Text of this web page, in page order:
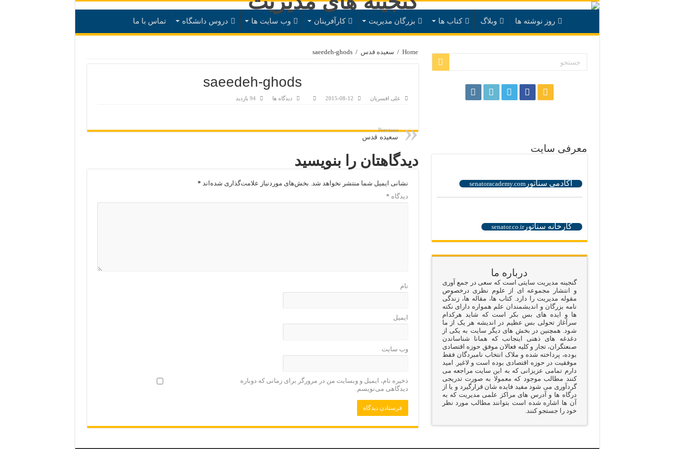
روز نوشته ها وبلاگ کتاب ها بزرگان مدیریت کارآفرینان وب سایت ها دروس دانشگاه تماس با ما
Home
/ سعيده قدس /
saeedeh-ghods
saeedeh-ghods
علی افسریان 2015-08-12 دیدگاه ها 94 بازدید
Previous
سعیده قدس
دیدگاهتان را بنویسید
نشانی ایمیل شما منتشر نخواهد شد. بخش‌های موردنیاز علامت‌گذاری شده‌اند *
دیدگاه *
نام
ایمیل
وب‌ سایت
ذخیره نام، ایمیل و وبسایت من در مرورگر برای زمانی که دوباره
دیدگاهی می‌نویسم.
معرفی سایت
آکادمی سناتورsenatoracademy.com
کارخانه سناتورsenator.co.ir
درباره ما
گنجینه مدیریت سایتی است که سعی در جمع آوری
و انتشار مجموعه ای از علوم نظری درخصوص
مقوله مدیریت را دارد. کتاب ها، مقاله ها، زندگی
نامه بزرگان و اندیشمندان علم همواره دارای نکته
ها و ایده های بس بکر است که شاید هرکدام
سرآغاز تحولی بس عظیم در اندیشه هر یک از ما
شود. همچنین در بخش های دیگر سایت به یکی از
دغدغه های ذهنی اینجانب که همانا شناساندن
صنعتگران، تجار و کلیه فعالان موفق حوزه اقتصادی
بوده، پرداخته شده و ملاک انتخاب نامبردگان فقط
موفقیت در حوزه اقتصادی بوده است و لاغیر. امید
دارم تمامی عزیزانی که به این سایت مراجعه می
کنند مطالب موجود که معمولا به صورت تدریجی
گردآوری می شود مفید فایده شان قرارگیرد و یا از
درگاه ها و آدرس های مراکز علمی مدیریت که به
آن ها اشاره شده است بتوانند مطالب مورد نظر
خود را جستجو کنند.